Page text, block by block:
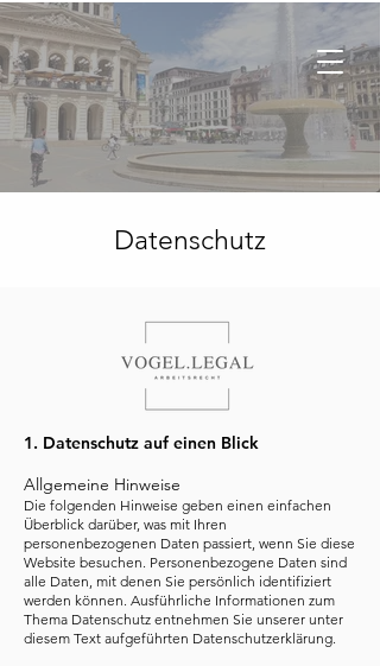
Datenschutz
1. Datenschutz auf einen Blick
Allgemeine Hinweise
Die folgenden Hinweise geben einen einfachen
Überblick darüber, was mit Ihren
personenbezogenen Daten passiert, wenn Sie diese
Website besuchen. Personenbezogene Daten sind
alle Daten, mit denen Sie persönlich identifiziert
werden können. Ausführliche Informationen zum
Thema Datenschutz entnehmen Sie unserer unter
diesem Text aufgeführten Datenschutzerklärung.